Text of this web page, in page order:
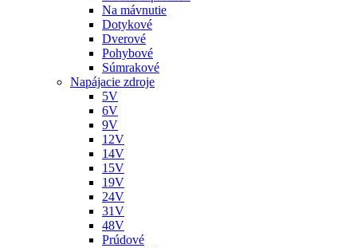
Na mávnutie
Dotykové
Dverové
Pohybové
Súmrakové
Napájacie zdroje
5V
6V
9V
12V
14V
15V
19V
24V
31V
48V
Prúdové